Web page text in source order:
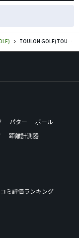
TOULON GOLF(TOULON GOLF)／Hollywoodのゴルフギアの口コミ評価
パター
ボール
距離計測器
ミ評価ランキング